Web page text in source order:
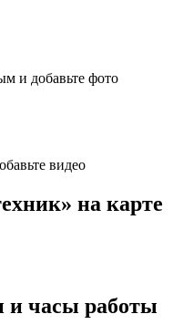
и добавьте фото
видео
на карте
и часы работы